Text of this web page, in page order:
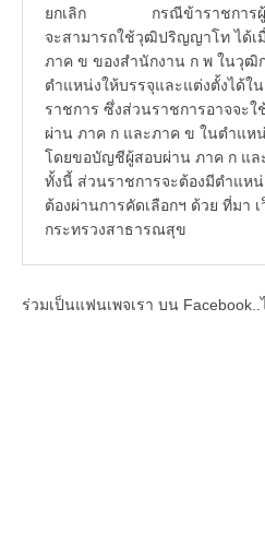
ยกเลิก กรณีข้าราชการผู้ไ
จะสามารถใช้วุฒิปริญญาโท ได้เ
ภาค ข ของสำนักงาน ก พ ในวุฒิ
ตำแหน่งให้บรรจุและแต่งตั้งได้ใ
ราชการ ซึ่งส่วนราชการอาจจะใ
ผ่าน ภาค ก และภาค ข ในตำแห
โดยขอบัญชีผู้สอบผ่าน ภาค ก แล
ทั้งนี้ ส่วนราชการจะต้องมีตำแห
ต้องผ่านการคัดเลือกฯ ด้วย ที่มา
กระทรวงสาธารณสุข
ร่วมเป็นแฟนเพจเรา บน Facebook..